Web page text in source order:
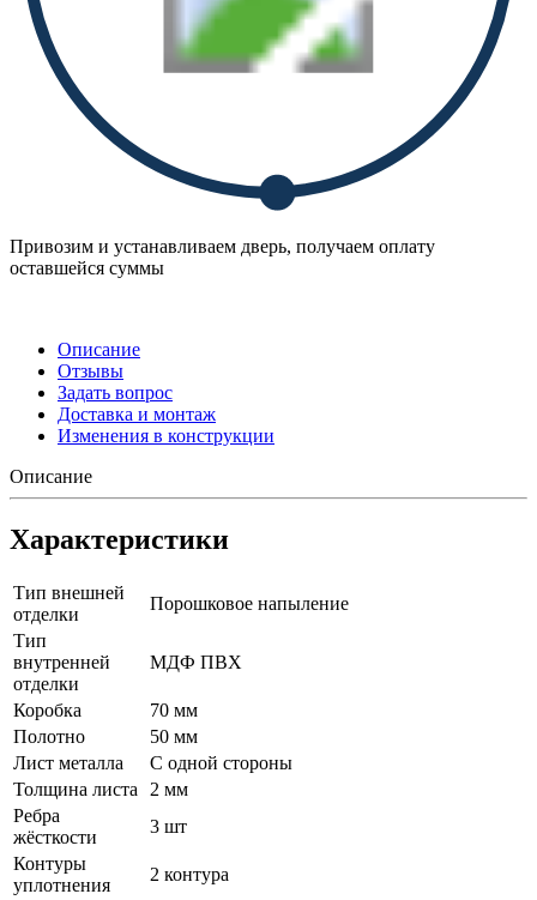
Привозим и устанавливаем дверь, получаем оплату
оставшейся суммы
Описание
Отзывы
Задать вопрос
Доставка и монтаж
Изменения в конструкции
Описание
Характеристики
Тип внешней
отделки
Порошковое напыление
Тип
внутренней
отделки
МДФ ПВХ
Коробка
70 мм
Полотно
50 мм
Лист металла
С одной стороны
Толщина листа 2 мм
Ребра
жёсткости
3 шт
Контуры
уплотнения
2 контура